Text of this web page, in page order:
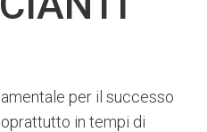
per il successo
in tempi di